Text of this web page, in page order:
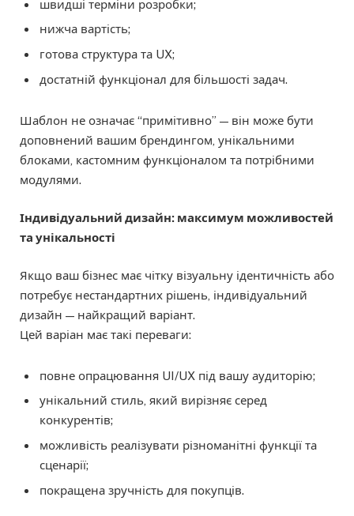
швидші терміни розробки;
нижча вартість;
готова структура та UX;
достатній функціонал для більшості задач.
Шаблон не означає “примітивно” — він може бути
доповнений вашим брендингом, унікальними
блоками, кастомним функціоналом та потрібними
модулями.
Індивідуальний дизайн: максимум можливостей
та унікальності
Якщо ваш бізнес має чітку візуальну ідентичність або
потребує нестандартних рішень, індивідуальний
дизайн — найкращий варіант.
Цей варіан має такі переваги:
повне опрацювання UI/UX під вашу аудиторію;
унікальний стиль, який вирізняє серед
конкурентів;
можливість реалізувати різноманітні функції та
сценарії;
покращена зручність для покупців.